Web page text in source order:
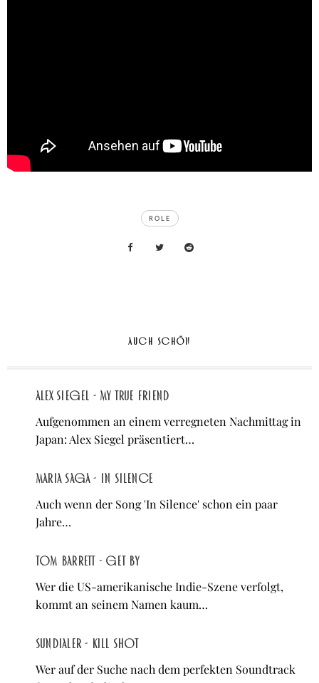
ROLE
AUCH SCHÖN
Alex Siegel - My True Friend
Aufgenommen an einem verregneten Nachmittag in
Japan: Alex Siegel präsentiert…
MARIA SAGA - In Silence
Auch wenn der Song 'In Silence' schon ein paar
Jahre…
Tom Barrett - Get By
Wer die US-amerikanische Indie-Szene verfolgt,
kommt an seinem Namen kaum…
Sundialer - Kill Shot
Wer auf der Suche nach dem perfekten Soundtrack